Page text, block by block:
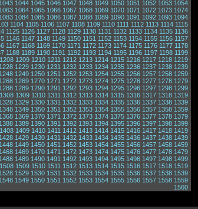
1043 1044 1045 1046 1047 1048 1049 1050 1051 1052 1053 1054
1063 1064 1065 1066 1067 1068 1069 1070 1071 1072 1073 1074
1083 1084 1085 1086 1087 1088 1089 1090 1091 1092 1093 1094
1104 1105 1106 1107 1108 1109 1110 1111 1112 1113 1114 1115
1125 1126 1127 1128 1129 1130 1131 1132 1133 1134 1135 1136
1146 1147 1148 1149 1150 1151 1152 1153 1154 1155 1156 1157
1167 1168 1169 1170 1171 1172 1173 1174 1175 1176 1177 1178
1188 1189 1190 1191 1192 1193 1194 1195 1196 1197 1198 1199
1208 1209 1210 1211 1212 1213 1214 1215 1216 1217 1218 1219
1228 1229 1230 1231 1232 1233 1234 1235 1236 1237 1238 1239
1248 1249 1250 1251 1252 1253 1254 1255 1256 1257 1258 1259
1268 1269 1270 1271 1272 1273 1274 1275 1276 1277 1278 1279
1288 1289 1290 1291 1292 1293 1294 1295 1296 1297 1298 1299
1308 1309 1310 1311 1312 1313 1314 1315 1316 1317 1318 1319
1328 1329 1330 1331 1332 1333 1334 1335 1336 1337 1338 1339
1348 1349 1350 1351 1352 1353 1354 1355 1356 1357 1358 1359
1368 1369 1370 1371 1372 1373 1374 1375 1376 1377 1378 1379
1388 1389 1390 1391 1392 1393 1394 1395 1396 1397 1398 1399
1408 1409 1410 1411 1412 1413 1414 1415 1416 1417 1418 1419
1428 1429 1430 1431 1432 1433 1434 1435 1436 1437 1438 1439
1448 1449 1450 1451 1452 1453 1454 1455 1456 1457 1458 1459
1468 1469 1470 1471 1472 1473 1474 1475 1476 1477 1478 1479
1488 1489 1490 1491 1492 1493 1494 1495 1496 1497 1498 1499
1508 1509 1510 1511 1512 1513 1514 1515 1516 1517 1518 1519
1528 1529 1530 1531 1532 1533 1534 1535 1536 1537 1538 1539
1548 1549 1550 1551 1552 1553 1554 1555 1556 1557 1558 1559
1560